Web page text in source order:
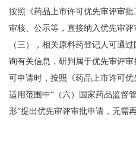
按照《药品上市许可优先审评审批
审核、公示等，直接纳入优先审评
（三），相关原料药登记人可通
询有关信息，研判属于优先审评
可申请时，按照《药品上市许可优
适用范围中“（六）国家药品监督
形”提出优先审评审批申请，无需